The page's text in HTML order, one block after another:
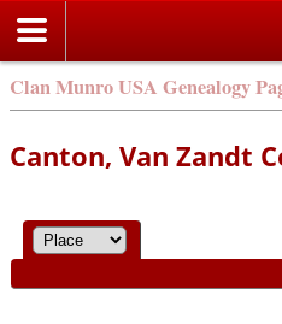
Clan Munro USA Genealogy
Canton, Van Zandt